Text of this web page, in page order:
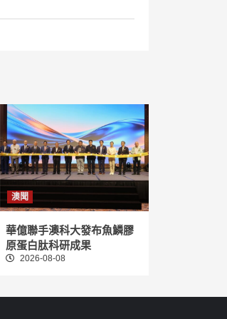
澳聞
華億聯手澳科大發布魚鱗膠
原蛋白肽科研成果
2026-08-08